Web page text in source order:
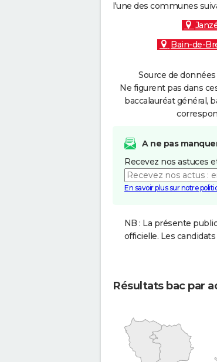
l'une des communes
Bain-de-
Source de
Ne figurent pas dans
baccalauréat général,
A ne pas
Recevez nos astuces
En savoir plus sur notre
NB : La présente
officielle. Les
Résultats bac par